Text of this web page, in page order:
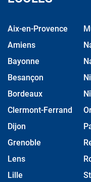
Aix-en-Provence
Amiens
Bayonne
Besançon
Bordeaux
Clermont-Ferrand
Dijon
Grenoble
Lens
Lille